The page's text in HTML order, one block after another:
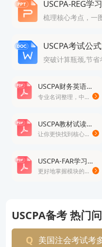
USCPA-REG学
梳理核心考点，一
USCPA考试公
突破计算瓶颈,节省
USCPA财务英语词典
专业名词整理，中英文对照
USCPA教材试读-BEC
让你更快找到核心考点
USCPA-FAR学习思维导图
更好地掌握模块的重点知识
USCPA备考 热门
美国注会考试考